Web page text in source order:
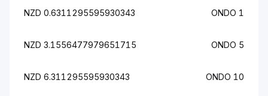
1 ONDO
0.6311295595930343 NZD
5 ONDO
3.1556477979651715 NZD
10 ONDO
6.311295595930343 NZD